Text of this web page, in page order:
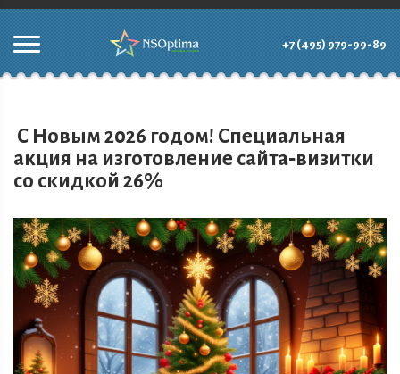
+7 (495) 979-99-89
С Новым 2026 годом! Специальная
акция на изготовление сайта‑визитки
со скидкой 26%